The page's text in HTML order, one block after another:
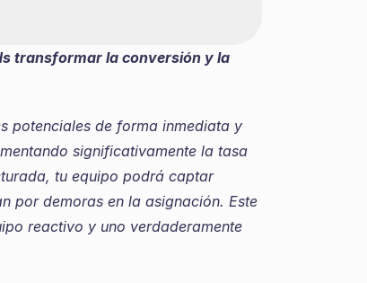
transformar la conversión y la
potenciales de forma inmediata y
significativamente la tasa
tu equipo podrá captar
por demoras en la asignación. Este
reactivo y uno verdaderamente